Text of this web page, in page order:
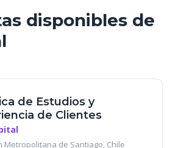
disponibles de
de Estudios y
de Clientes
Metropolitana de Santiago, Chile